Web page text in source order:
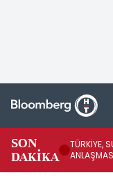
SON
DAKİKA
TÜRKİYE,